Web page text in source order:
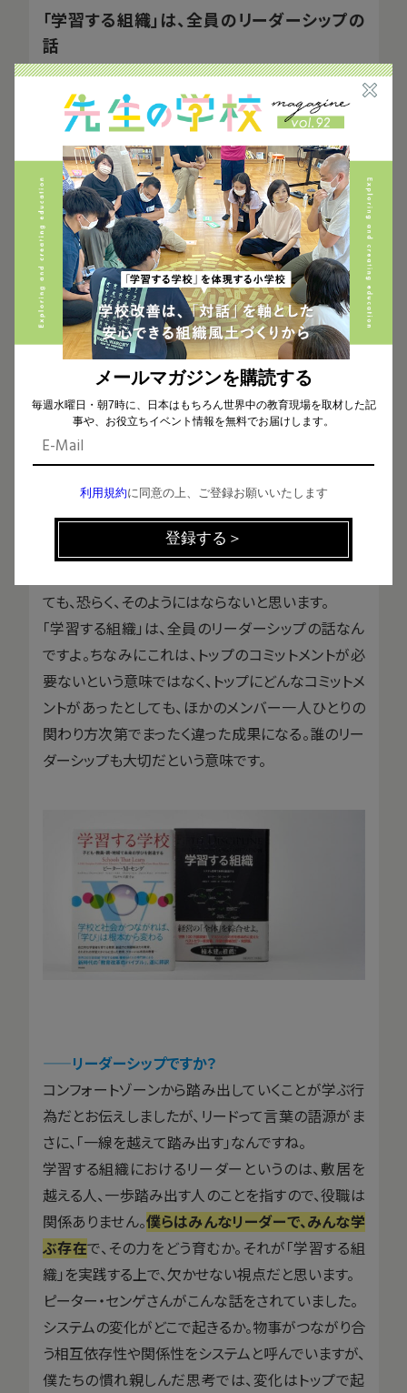
「学習する組織」は、全員のリーダーシップの
話
——職場や学級で「学習する組織」を実践する上で、
前提条件のようなものはあるのでしょうか？
コンフォートゾーンという言葉がありますよね。でき
ることばかりで、不安のない状態。そこから一歩踏み
出していく、これが学ぶ行為なんです。
僕らは学ぶ存在として生まれてきます。歩くこと、話す
こと、自転車に乗ること、できなかったことができるよ
うになること、これら全てが「学び」です。だから元々
コンフォートゾーンを超え続ける学ぶ力は持っている
んだけど、それをさまざまな経験や理由から隠してし
まうようになる。
ですので、元々持っている学ぶ力をどうやったら発揮
できるか、どうやったら育むことができるのか、そうい
った問いを持って一緒に働く仲間や子どもたち、そし
て自分自身に関わることが根本的な条件だと思い
「わたし」から学習と変化を始めていく姿勢です。逆に
誰かが、ある学校を「学習する組織」にしようとして、
ても、恐らく、そのようにはならないと思います。
「学習する組織」は、全員のリーダーシップの話なん
ですよ。ちなみにこれは、トップのコミットメントが必
要ないという意味ではなく、トップにどんなコミットメ
ントがあったとしても、ほかのメンバー一人ひとりの
関わり方次第でまったく違った成果になる。誰のリー
ダーシップも大切だという意味です。
——リーダーシップですか？
コンフォートゾーンから踏み出していくことが学ぶ行
為だとお伝えしましたが、リードって言葉の語源がま
さに、「一線を越えて踏み出す」なんですね。
学習する組織におけるリーダーというのは、敷居を
越える人、一歩踏み出す人のことを指すので、役職は
関係ありません。僕らはみんなリーダーで、みんな学
ぶ存在で、その力をどう育むか。それが「学習する組
織」を実践する上で、欠かせない視点だと思います。
ピーター・センゲさんがこんな話をされていました。
システムの変化がどこで起きるか。物事がつながり合
う相互依存性や関係性をシステムと呼んでいますが、
僕たちの慣れ親しんだ思考では、変化はトップで起
メールマガジンを購読する
毎週水曜日・朝7時に、日本はもちろん世界中の教育現場を取材した記
事や、お役立ちイベント情報を無料でお届けします。
利用規約に同意の上、ご登録お願いいたします